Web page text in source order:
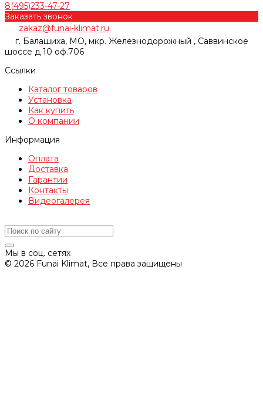
8(495)233-47-27
Заказать звонок
zakaz@funai-klimat.ru
г. Балашиха, МО, мкр. Железнодорожный , Саввинское
шоссе д 10 оф.706
Ссылки
Каталог товаров
Установка
Как купить
О компании
Информация
Оплата
Доставка
Гарантии
Контакты
Видеогалерея
Мы в соц. сетях
© 2026 Funai Klimat, Все права защищены